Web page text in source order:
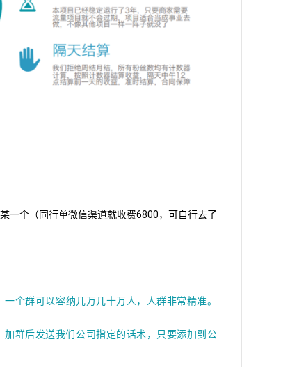
一个（同行单微信渠道就收费6800，可自行去了
一个群可以容纳几万几十万人，人群非常精准。
群后发送我们公司指定的话术，只要添加到公